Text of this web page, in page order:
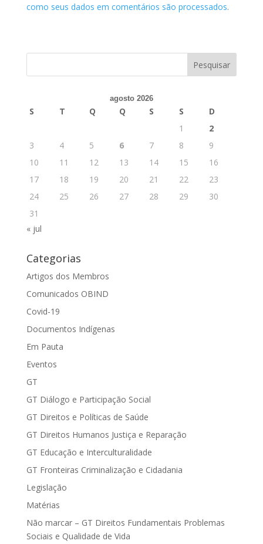
como seus dados em comentários são processados.
agosto 2026
S T Q Q S S
D
1
2
3
4 5 6 7 8
9
10
11 12 13 14 15
16
17
18 19 20 21 22
23
24
25 26 27 28 29
30
31
« jul
Categorias
Artigos dos Membros
Comunicados OBIND
Covid-19
Documentos Indígenas
Em Pauta
Eventos
GT
GT Diálogo e Participação Social
GT Direitos e Políticas de Saúde
GT Direitos Humanos Justiça e Reparação
GT Educação e Interculturalidade
GT Fronteiras Criminalização e Cidadania
Legislação
Matérias
Não marcar – GT Direitos Fundamentais Problemas
Sociais e Qualidade de Vida